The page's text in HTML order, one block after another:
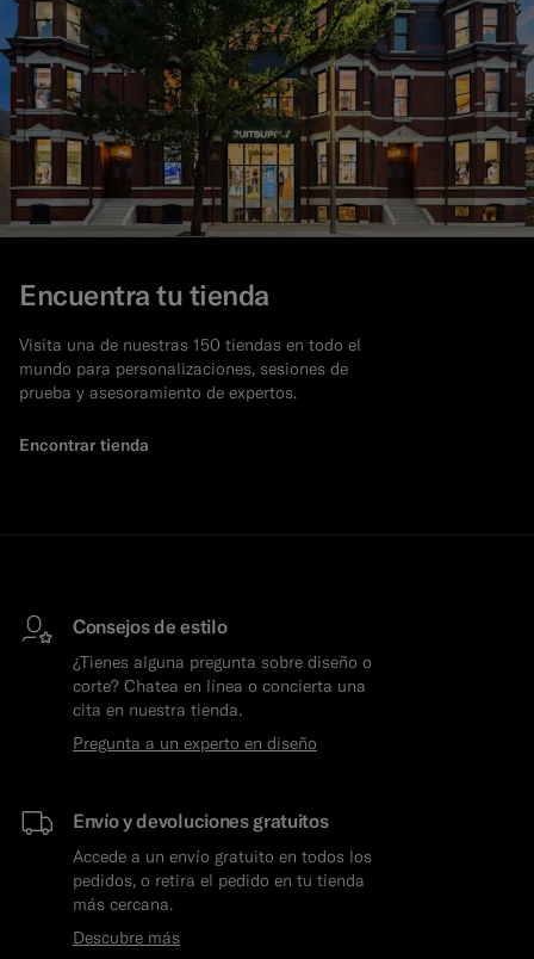
Encuentra tu tienda
Visita una de nuestras 150 tiendas en todo el
mundo para personalizaciones, sesiones de
prueba y asesoramiento de expertos.
Encontrar tienda
Consejos de estilo
¿Tienes alguna pregunta sobre diseño o
corte? Chatea en línea o concierta una
cita en nuestra tienda.
Pregunta a un experto en diseño
Envío y devoluciones gratuitos
Accede a un envío gratuito en todos los
pedidos, o retira el pedido en tu tienda
más cercana.
Descubre más